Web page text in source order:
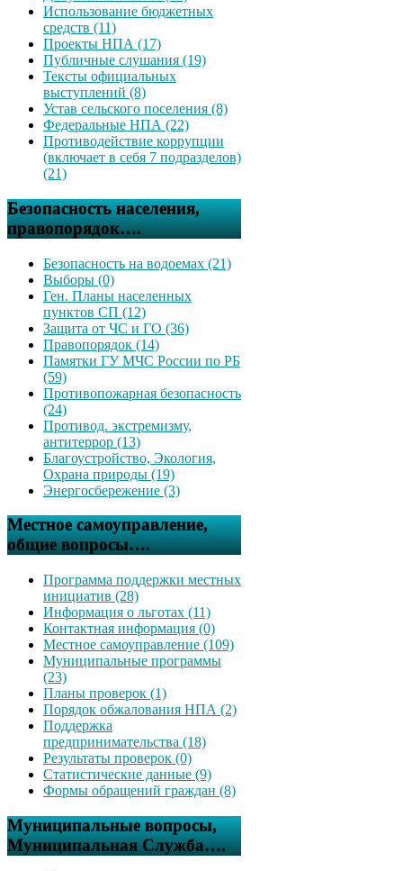
Использование бюджетных
средств (11)
Проекты НПА (17)
Публичные слушания (19)
Тексты официальных
выступлений (8)
Устав сельского поселения (8)
Федеральные НПА (22)
Противодействие коррупции
(включает в себя 7 подразделов)
(21)
Безопасность населения,
правопорядок….
Безопасность на водоемах (21)
Выборы (0)
Ген. Планы населенных
пунктов СП (12)
Защита от ЧС и ГО (36)
Правопорядок (14)
Памятки ГУ МЧС России по РБ
(59)
Противопожарная безопасность
(24)
Противод. экстремизму,
антитеррор (13)
Благоустройство, Экология,
Охрана природы (19)
Энергосбережение (3)
Местное самоуправление,
общие вопросы….
Программа поддержки местных
инициатив (28)
Информация о льготах (11)
Контактная информация (0)
Местное самоуправление (109)
Муниципальные программы
(23)
Планы проверок (1)
Порядок обжалования НПА (2)
Поддержка
предпринимательства (18)
Результаты проверок (0)
Статистические данные (9)
Формы обращений граждан (8)
Муниципальные вопросы,
Муниципальная Служба….